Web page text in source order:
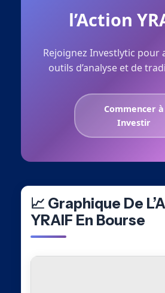
l’Action
Rejoignez Investlytic pour
outils d’analyse et de
Commencer à
Investir
📈 Graphique De
YRAIF En Bourse